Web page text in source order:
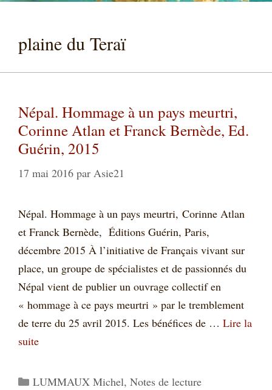
plaine du Teraï
Népal. Hommage à un pays meurtri,
Corinne Atlan et Franck Bernède, Ed.
Guérin, 2015
17 mai 2016 par Asie21
Népal. Hommage à un pays meurtri, Corinne Atlan
et Franck Bernède, Éditions Guérin, Paris,
décembre 2015 À l’initiative de Français vivant sur
place, un groupe de spécialistes et de passionnés du
Népal vient de publier un ouvrage collectif en
« hommage à ce pays meurtri » par le tremblement
de terre du 25 avril 2015. Les bénéfices de … Lire la
suite
Catégories
LUMMAUX Michel, Notes de lecture